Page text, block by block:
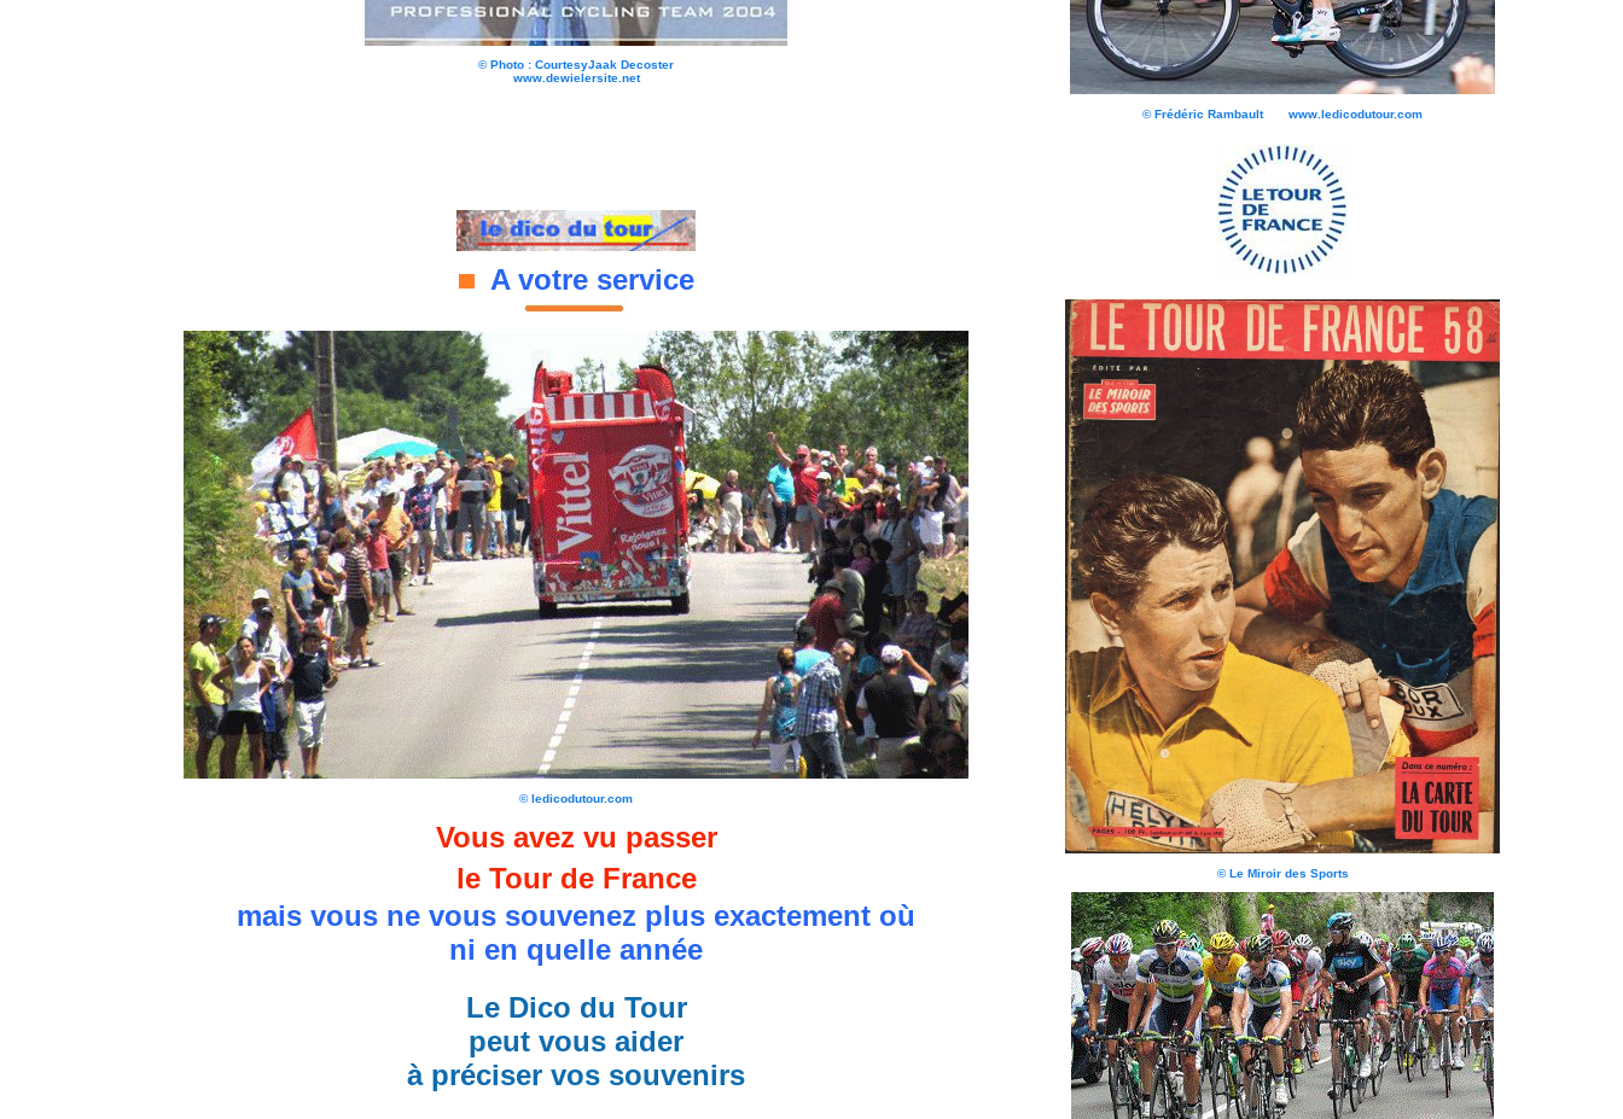
© Photo : CourtesyJaak Decoster
www.dewielersite.net
A votre service
© ledicodutour.com
Vous avez vu passer
le Tour de France
mais vous ne vous souvenez plus exactement où
ni en quelle année
Le Dico du Tour
peut vous aider
à préciser vos souvenirs
© Frédéric Rambault www.ledicodutour.com
© Le Miroir des Sports